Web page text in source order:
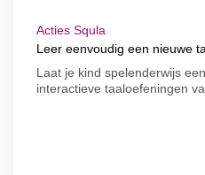
Acties Squla
Leer eenvoudig een nieuwe
Laat je kind spelenderwijs
interactieve taaloefeningen